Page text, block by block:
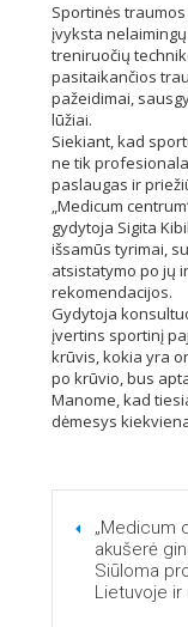
Sportinės
įvyksta
treniruočių
pasitaikančios
pažeidimai,
lūžiai.
Siekiant, kad
ne tik
paslaugas ir
„Medicum
gydytoja Sigita
išsamūs tyrimai,
atsistatymo po jų
rekomendacijos.
Gydytoja
įvertins sportinį
krūvis, kokia yra
po krūvio, bus
Manome, kad
dėmesys
„Medicum
akušerė
Siūloma
Lietuvoje ir